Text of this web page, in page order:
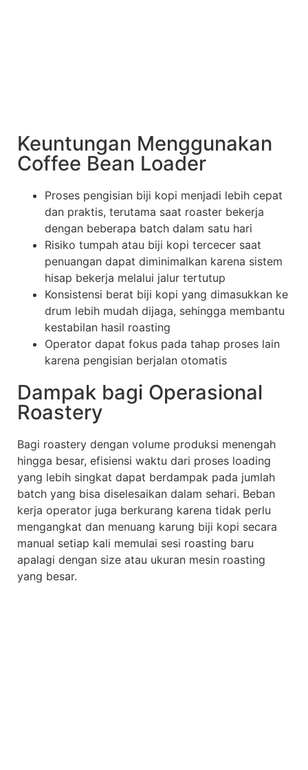
Keuntungan Menggunakan
Coffee Bean Loader
Proses pengisian biji kopi menjadi lebih cepat
dan praktis, terutama saat roaster bekerja
dengan beberapa batch dalam satu hari
Risiko tumpah atau biji kopi tercecer saat
penuangan dapat diminimalkan karena sistem
hisap bekerja melalui jalur tertutup
Konsistensi berat biji kopi yang dimasukkan ke
drum lebih mudah dijaga, sehingga membantu
kestabilan hasil roasting
Operator dapat fokus pada tahap proses lain
karena pengisian berjalan otomatis
Dampak bagi Operasional
Roastery
Bagi roastery dengan volume produksi menengah
hingga besar, efisiensi waktu dari proses loading
yang lebih singkat dapat berdampak pada jumlah
batch yang bisa diselesaikan dalam sehari. Beban
kerja operator juga berkurang karena tidak perlu
mengangkat dan menuang karung biji kopi secara
manual setiap kali memulai sesi roasting baru
apalagi dengan size atau ukuran mesin roasting
yang besar.